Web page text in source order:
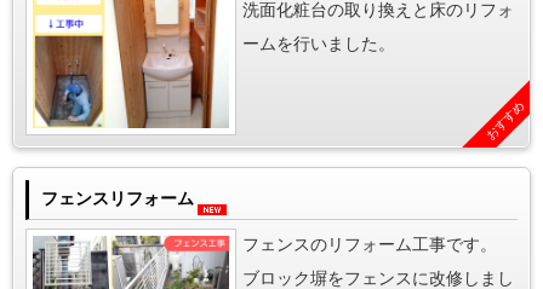
洗面化粧台の取り換えと床のリフォ
ームを行いました。
おすすめ
フェンスリフォーム
フェンスのリフォーム工事です。
ブロック塀をフェンスに改修しまし